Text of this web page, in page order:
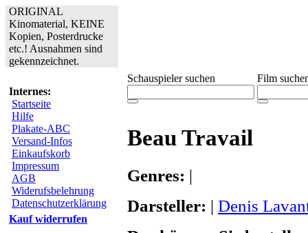
ORIGINAL
Kinomaterial, KEINE
Kopien, Posterdrucke
etc.! Ausnahmen sind
gekennzeichnet.
Internes:
Startseite
Hilfe
Plakate-ABC
Versand-Infos
Einkaufskorb
Impressum
AGB
Widerufsbelehrung
Datenschutzerklärung
Kauf widerrufen
Schauspieler suchen Film
Beau Travail
Genres: |
Darsteller: | Denis